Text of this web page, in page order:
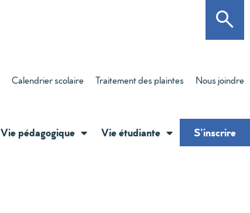
Calendrier scolaire Traitement des plaintes Nous joindre
Vie pédagogique Vie étudiante S’inscrire